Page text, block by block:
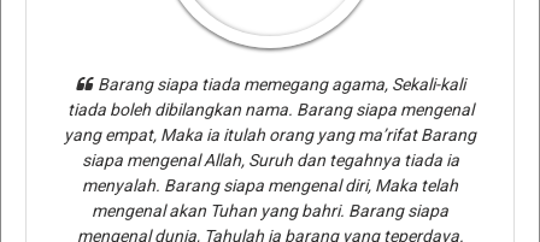
Barang siapa tiada memegang agama, Sekali-kali
tiada boleh dibilangkan nama. Barang siapa mengenal
yang empat, Maka ia itulah orang yang ma’rifat Barang
siapa mengenal Allah, Suruh dan tegahnya tiada ia
menyalah. Barang siapa mengenal diri, Maka telah
mengenal akan Tuhan yang bahri. Barang siapa
mengenal dunia, Tahulah ia barang yang teperdaya.